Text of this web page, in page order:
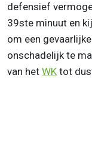
defensief
39ste minuut en
om een
onschadelijk te
van het WK tot